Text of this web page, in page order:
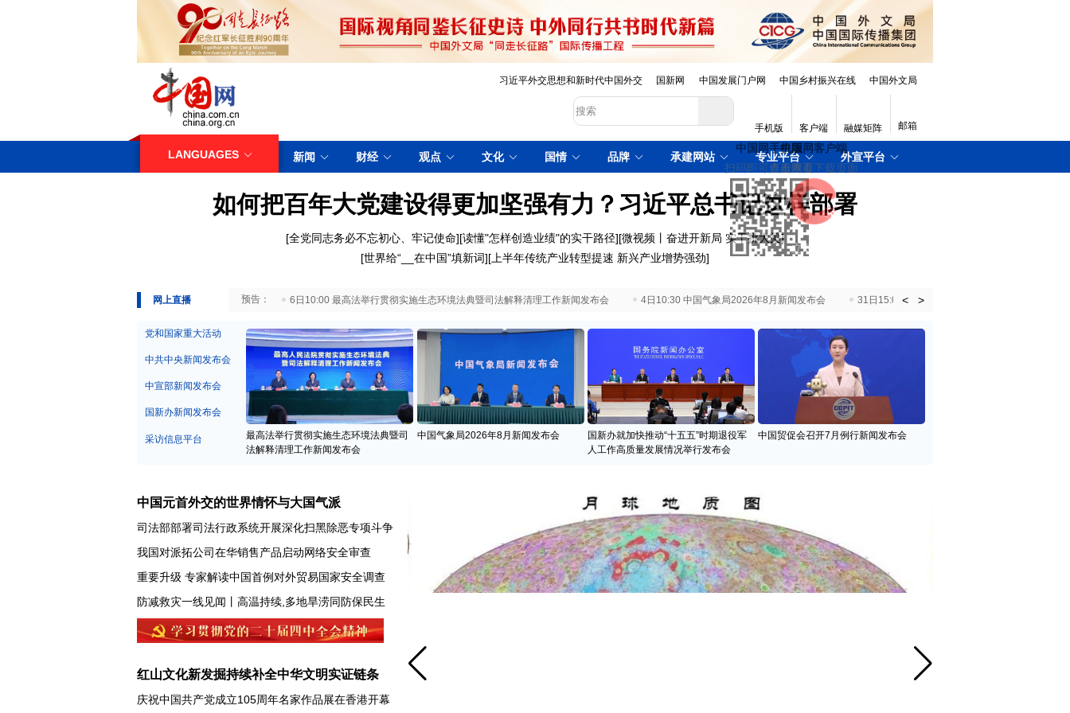
习近平外交思想和新时代中国外交 国新网 中国发展门户网 中国乡村振兴在线 中国外文局
手机版 客户端 融媒矩阵 邮箱
LANGUAGES 新闻 财经 观点 文化 国情 品牌 承建网站 专业平台 外宣平台
如何把百年大党建设得更加坚强有力？习近平总书记这样部署
[全党同志务必不忘初心、牢记使命][读懂"怎样创造业绩"的实干路径][微视频丨奋进开新局 实干挑大梁]
[世界给“__在中国”填新词][ 上半年传统产业转型提速 新兴产业增势强劲]
网上直播
29日10:00 国务院台湾事务办公室7月29日举行新闻发布会 6日10:00 最高法举行贯彻实施生态环境法典暨司法解释清理工作新闻发布会 4日10:30 中国气象局2026年8月新闻发布会 31日15:00 国新办就加快推动“十五五”时期退役
< >
党和国家重大活动
中共中央新闻发布会
中宣部新闻发布会
国新办新闻发布会
采访信息平台
最高法举行贯彻实施生态环境法典暨司
法解释清理工作新闻发布会
中国气象局2026年8月新闻发布会
国新办就加快推动“十五五”时期退役军
人工作高质量发展情况举行发布会
中国贸促会召开7月例行新闻发布会
中国元首外交的世界情怀与大国气派
司法部部署司法行政系统开展深化扫黑除恶专项斗争
我国对派拓公司在华销售产品启动网络安全审查
重要升级 专家解读中国首例对外贸易国家安全调查
红山文化新发掘持续补全中华文明实证链条
庆祝中国共产党成立105周年名家作品展在香港开幕
“荒岛改造”自由惬意？已触碰法律红线！案例解读